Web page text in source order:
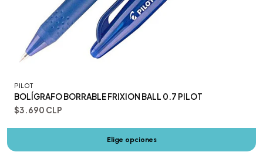
PILOT
BOLÍGRAFO BORRABLE FRIXION BALL 0.7 PILOT
$3.690 CLP
Elige opciones